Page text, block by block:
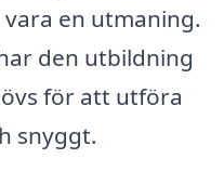
en utmaning.
den utbildning
för att utföra
snyggt.